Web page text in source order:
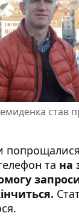
став
та на